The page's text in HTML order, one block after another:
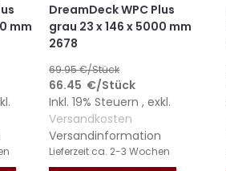
mm
DreamDeck WPC Plus
grau 23 x 146 x 5000 mm
2678
69.95€/Stück
66.45 €/Stück
Inkl. 19% Steuern,exkl.
Versandkosten
Versandinformation
Lieferzeit ca. 2-3 Wochen